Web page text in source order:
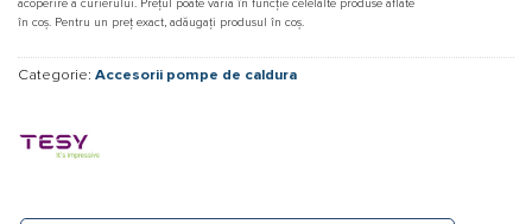
acoperire a curierului. Prețul poate varia în funcție celelalte produse aflate
în coș. Pentru un preț exact, adăugați produsul în coș.
Categorie: Accesorii pompe de caldura